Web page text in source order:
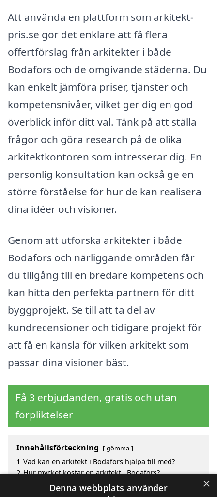
Att använda en plattform som arkitekt-
pris.se gör det enklare att få flera
offertförslag från arkitekter i både
Bodafors och de omgivande städerna. Du
kan enkelt jämföra priser, tjänster och
kompetensnivåer, vilket ger dig en god
överblick inför ditt val. Tänk på att ställa
frågor och göra research på de olika
arkitektkontoren som intresserar dig. En
personlig konsultation kan också ge en
större förståelse för hur de kan realisera
dina idéer och visioner.
Genom att utforska arkitekter i både
Bodafors och närliggande områden får
du tillgång till en bredare kompetens och
kan hitta den perfekta partnern för ditt
byggprojekt. Se till att ta del av
kundrecensioner och tidigare projekt för
att få en känsla för vilken arkitekt som
passar dina visioner bäst.
Få 3 erbjudanden, gratis och utan
förpliktelser
Innehållsförteckning gömma
1 Vad kan en arkitekt i Bodafors hjälpa till med?
2 Hur mycket kostar en arkitekt i Bodafors?
Fördelar med att välja arkitekt i Bodafors
Sök efter en skicklig arkitekt i de omgivande städerna
×
Denna webbplats använder